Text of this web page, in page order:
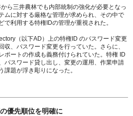
ら三井農林でも内部統制の強化が必要となっ
ムに対する厳格な管理が求められ、その中で
で利用する特権IDの管理が重視された。
（以下AD）上の特権ID のパスワード変更
収、パスワード変更を行っていた。さらに、
ポートの作成も義務付けられていた。特権 ID
パスワード貸し出し、変更の運用、作業申請
題が浮き彫りになった。
優先順位を明確に